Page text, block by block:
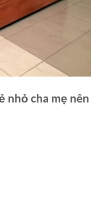
nhỏ cha mẹ nên